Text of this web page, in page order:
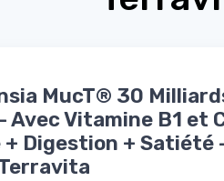
MucT® 30
Avec Vitamine B1 et
+ Digestion + Satiété